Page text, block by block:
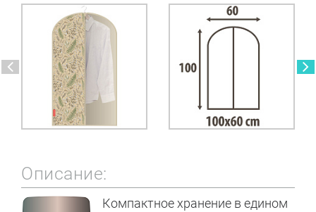
Описание:
Компактное хранение в едином